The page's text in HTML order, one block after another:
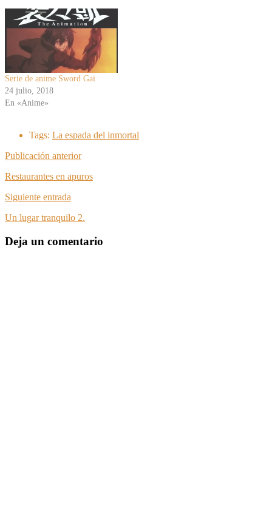
Serie de anime Sword Gai
24 julio, 2018
En «Anime»
Tags: La espada del inmortal
Publicación anterior
Restaurantes en apuros
Siguiente entrada
Un lugar tranquilo 2.
Deja un comentario